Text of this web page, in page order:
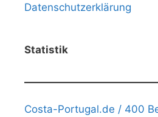
Datenschutzerklärung
Statistik
Costa-Portugal.de / 400